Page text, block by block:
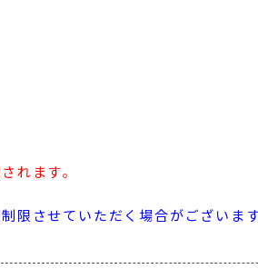
れます。
限させていただく場合がございま